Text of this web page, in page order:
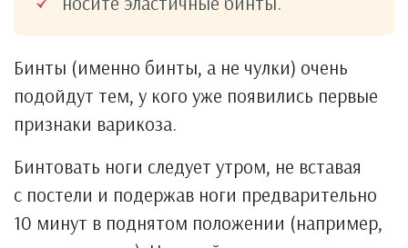
Бинты (именно бинты, а не чулки) очень
подойдут тем, у кого уже появились первые
признаки варикоза.
Бинтовать ноги следует утром, не вставая
с постели и подержав ноги предварительно
10 минут в поднятом положении (например,